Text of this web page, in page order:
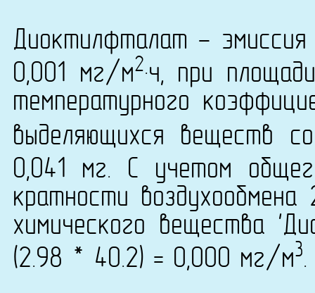
Диоктилфталат - эмиссия
0,001 мг/м2·ч, при
температурного
выделяющихся веществ
0,041 мг. С учетом
кратности
химического вещества
(2.98 * 40.2) = 0,000 мг/м3.